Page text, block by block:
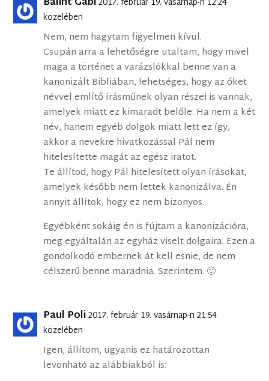
közelében
Nem, nem hagytam figyelmen kívül.
Csupán arra a lehetőségre utaltam, hogy mivel
maga a történet a varázslókkal benne van a
kanonizált Bibliában, lehetséges, hogy az őket
névvel említő írásműnek olyan részei is vannak,
amelyek miatt ez kimaradt belőle. Ha nem a két
név, hanem egyéb dolgok miatt lett ez így,
akkor a nevekre hivatkozással Pál nem
hitelesítette magát az egész iratot.
Te állítod, hogy Pál hitelesített olyan írásokat,
amelyek később nem lettek kanonizálva. Én
annyit állítok, hogy ez nem bizonyos.
Egyébként sokáig én is fújtam a kanonizációra,
meg egyáltalán az egyház viselt dolgaira. Ezen a
gondolkodó embernek át kell esnie, de nem
célszerű benne maradnia. Szerintem. 🙂
Paul Poli2017. február 19. vasárnap-n 21:54
közelében
Igen, állítom, ugyanis ez határozottan
levonható az alábbiakból is: